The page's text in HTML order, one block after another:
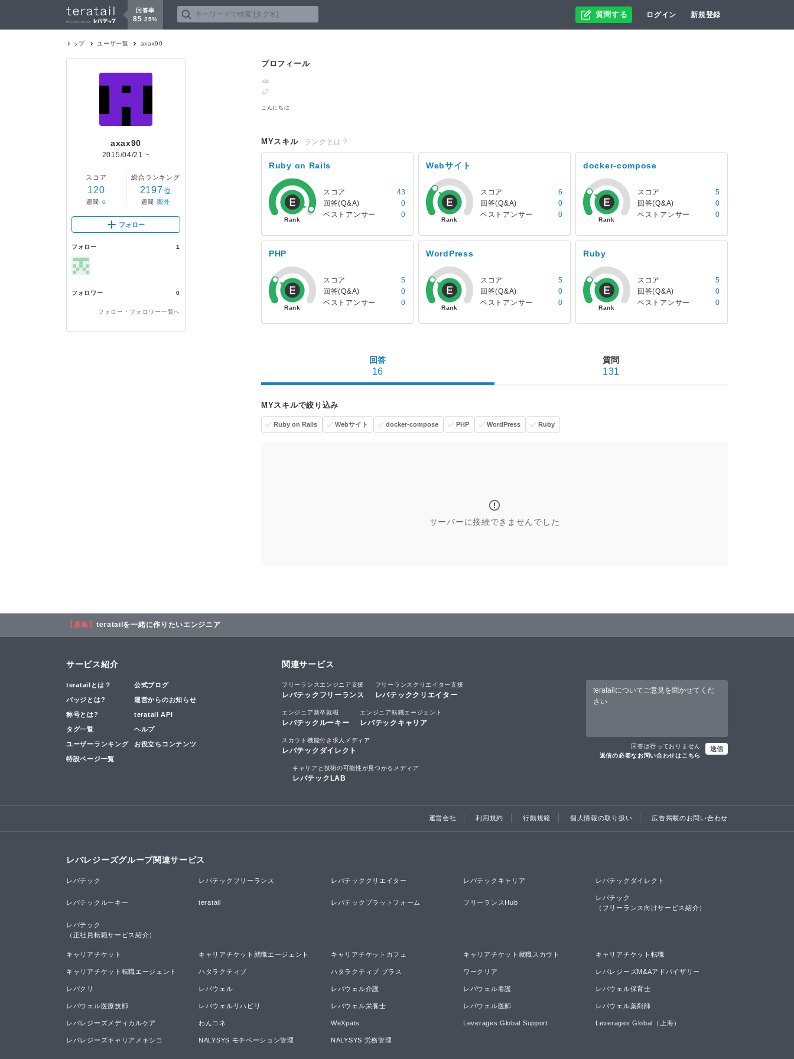
回答率
85 25% 質問する ログイン 新規登録
トップ ユーザ一覧 axax90
axax90
2015/04/21 ~
スコア
120
週間 0
総合ランキング
2197 位
週間 圏外
フォロー
フォロー 1
フォロワー 0
フォロー・フォロワー一覧へ
プロフィール
こんにちは
MYスキル ランクとは？
Ruby on Rails
スコア
43
回答(Q&A)
0
ベストアンサー
0
Webサイト
スコア
6
回答(Q&A)
0
ベストアンサー
0
docker-compose
スコア
5
回答(Q&A)
0
ベストアンサー
0
PHP
スコア
5
回答(Q&A)
0
ベストアンサー
0
WordPress
スコア
5
回答(Q&A)
0
ベストアンサー
0
Ruby
スコア
5
回答(Q&A)
0
ベストアンサー
0
回答
16
質問
131
MYスキルで絞り込み
Ruby on Rails Webサイト docker-compose PHP WordPress Ruby
サーバーに接続できませんでした
【募集】 teratailを一緒に作りたいエンジニア
サービス紹介
teratailとは？ 公式ブログ
バッジとは? 運営からのお知らせ
称号とは? teratail API
タグ一覧 ヘルプ
ユーザーランキング お役立ちコンテンツ
特設ページ一覧
関連サービス
フリーランスエンジニア支援
レバテックフリーランス
フリーランスクリエイター支援
レバテッククリエイター
エンジニア新卒就職
レバテックルーキー
エンジニア転職エージェント
レバテックキャリア
スカウト機能付き求人メディア
レバテックダイレクト
キャリアと技術の可能性が見つかるメディア
レバテックLAB
回答は行っておりません
返信の必要なお問い合わせはこちら
送信
運営会社 利用規約 行動規範 個人情報の取り扱い 広告掲載のお問い合わせ
レバレジーズグループ関連サービス
レバテック レバテックフリーランス レバテッククリエイター レバテックキャリア レバテックダイレクト
レバテックルーキー teratail レバテックプラットフォーム フリーランスHub
レバテック
（フリーランス向けサービス紹介）
レバテック
（正社員転職サービス紹介）
キャリアチケット キャリアチケット就職エージェント キャリアチケットカフェ キャリアチケット就職スカウト キャリアチケット転職
キャリアチケット転職エージェント ハタラクティブ ハタラクティブ プラス ワークリア レバレジーズM&Aアドバイザリー
レバクリ レバウェル レバウェル介護 レバウェル看護 レバウェル保育士
レバウェル医療技師 レバウェルリハビリ レバウェル栄養士 レバウェル医師 レバウェル薬剤師
レバレジーズメディカルケア わんコネ WeXpats Leverages Global Support Leverages Global（上海）
レバレジーズキャリアメキシコ NALYSYS モチベーション管理 NALYSYS 労務管理